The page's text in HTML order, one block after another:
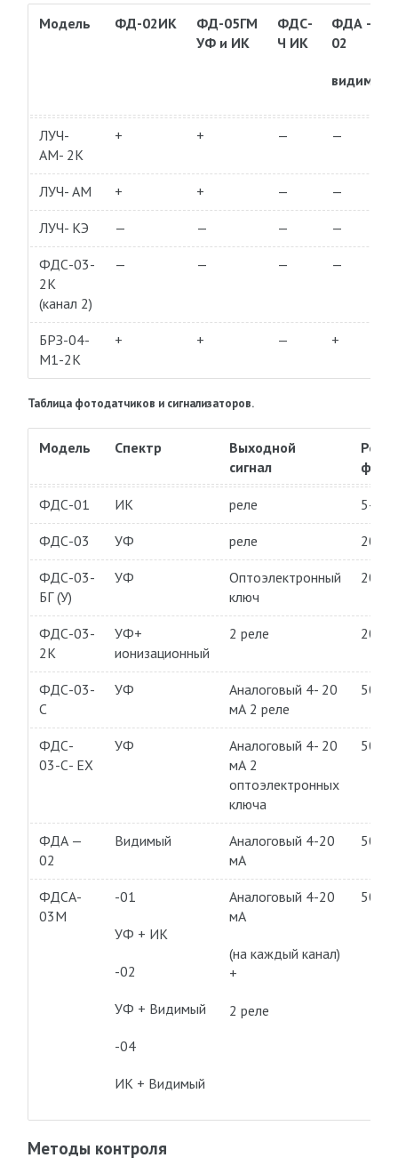
Модель ФД-02ИК
ФД-05ГМ
УФ и ИК
ФДС-
Ч ИК
ФДА —
02
видимый
ЛУЧ-
АМ- 2К
+ + — —
ЛУЧ- АМ + + — —
ЛУЧ- КЭ — — — —
ФДС-03-
2К
(канал 2)
— — — —
БРЗ-04-
М1-2К
+ + — +
Таблица фотодатчиков и сигнализаторов.
Модель Спектр
Выходной
сигнал
ФДС-01 ИК реле 5-10
ФДС-03 УФ реле 20-
ФДС-03-
БГ (У)
УФ
Оптоэлектронный
ключ
20-
ФДС-03-
2К
УФ+
ионизационный
2 реле 20-
ФДС-03-
С
УФ
Аналоговый 4- 20
мА 2 реле
50-
ФДС-
03-С- EX
УФ
Аналоговый 4- 20
мА 2
оптоэлектронных
ключа
50-
ФДА —
02
Видимый
Аналоговый 4-20
мА
50-
ФДСА-
03М
-01
УФ + ИК
-02
УФ + Видимый
-04
ИК + Видимый
Аналоговый 4-20
мА
(на каждый канал)
+
2 реле
50-
Методы контроля